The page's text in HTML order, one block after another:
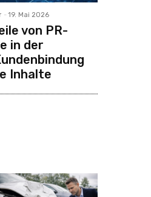
- 19. Mai 2026
von PR-
in der
Inhalte